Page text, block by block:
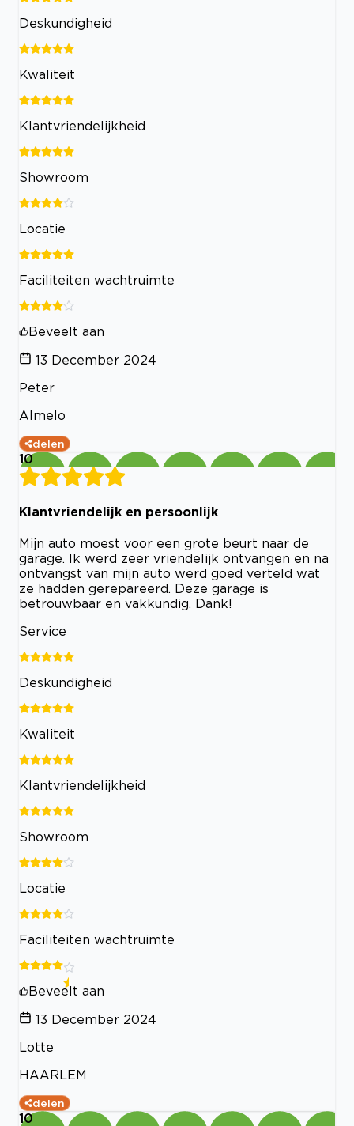
Deskundigheid
Kwaliteit
Klantvriendelijkheid
Showroom
Locatie
Faciliteiten wachtruimte
Beveelt aan
13 December 2024
Peter
Almelo
delen
10
Klantvriendelijk en persoonlijk
Mijn auto moest voor een grote beurt naar de
garage. Ik werd zeer vriendelijk ontvangen en na
ontvangst van mijn auto werd goed verteld wat
ze hadden gerepareerd. Deze garage is
betrouwbaar en vakkundig. Dank!
Service
Deskundigheid
Kwaliteit
Klantvriendelijkheid
Showroom
Locatie
Faciliteiten wachtruimte
Beveelt aan
13 December 2024
Lotte
HAARLEM
delen
10